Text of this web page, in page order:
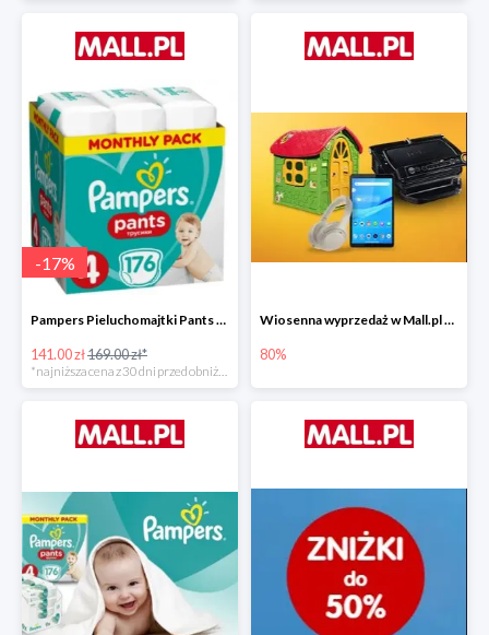
-17%
Pampers Pieluchomajtki Pants 4 (9-15 kg) 176 szt. -16%
141.00 zł169.00 zł*
Wiosenna wyprzedaż w Mall.pl do -80%
80%